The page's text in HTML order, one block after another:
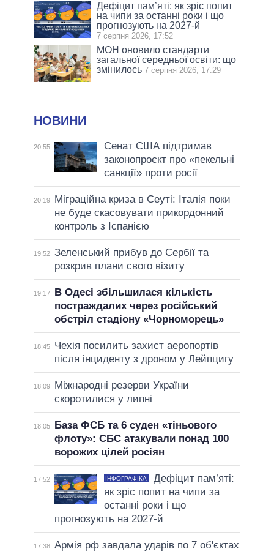
Дефіцит пам’яті: як зріс попит
на чипи за останні роки і що
прогнозують на 2027-й
7 серпня 2026, 17:52
МОН оновило стандарти
загальної середньої освіти: що
змінилось 7 серпня 2026, 17:29
НОВИНИ
20:55
Сенат США підтримав
законопроєкт про «пекельні
санкції» проти росії
20:19
Міграційна криза в Сеуті: Італія поки
не буде скасовувати прикордонний
контроль з Іспанією
19:52 Зеленський прибув до Сербії та
розкрив плани свого візиту
19:17
В Одесі збільшилася кількість
постраждалих через російський
обстріл стадіону «Чорноморець»
18:45
Чехія посилить захист аеропортів
після інциденту з дроном у Лейпцигу
18:09
Міжнародні резерви України
скоротилися у липні
18:05
База ФСБ та 6 суден «тіньового
флоту»: СБС атакували понад 100
ворожих цілей росіян
17:52 ІНФОГРАФІКА
Дефіцит пам’яті:
як зріс попит на чипи за
останні роки і що
прогнозують на 2027-й
17:38 Армія рф завдала ударів по 7 об'єктах